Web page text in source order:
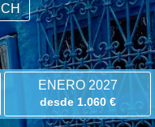
ENERO 2027
desde 1.060 €